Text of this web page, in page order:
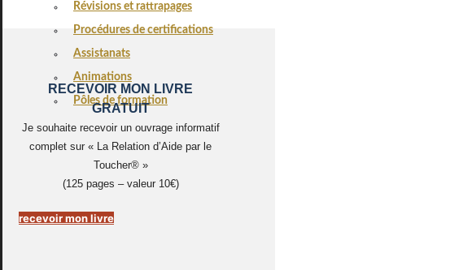
Révisions et rattrapages
Procédures de certifications
Assistanats
Animations
Pôles de formation
RECEVOIR MON LIVRE
GRATUIT
Je souhaite recevoir un ouvrage informatif
complet sur « La Relation d’Aide par le
Toucher® »
(125 pages – valeur 10€)
recevoir mon livre